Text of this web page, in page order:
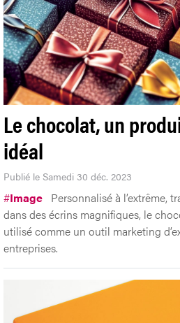
Le chocolat, un
idéal
Publié le Samedi 30 déc. 2023
#Image Personnalisé à l’extrême,
dans des écrins magnifiques, le
utilisé comme un outil marketing
entreprises.